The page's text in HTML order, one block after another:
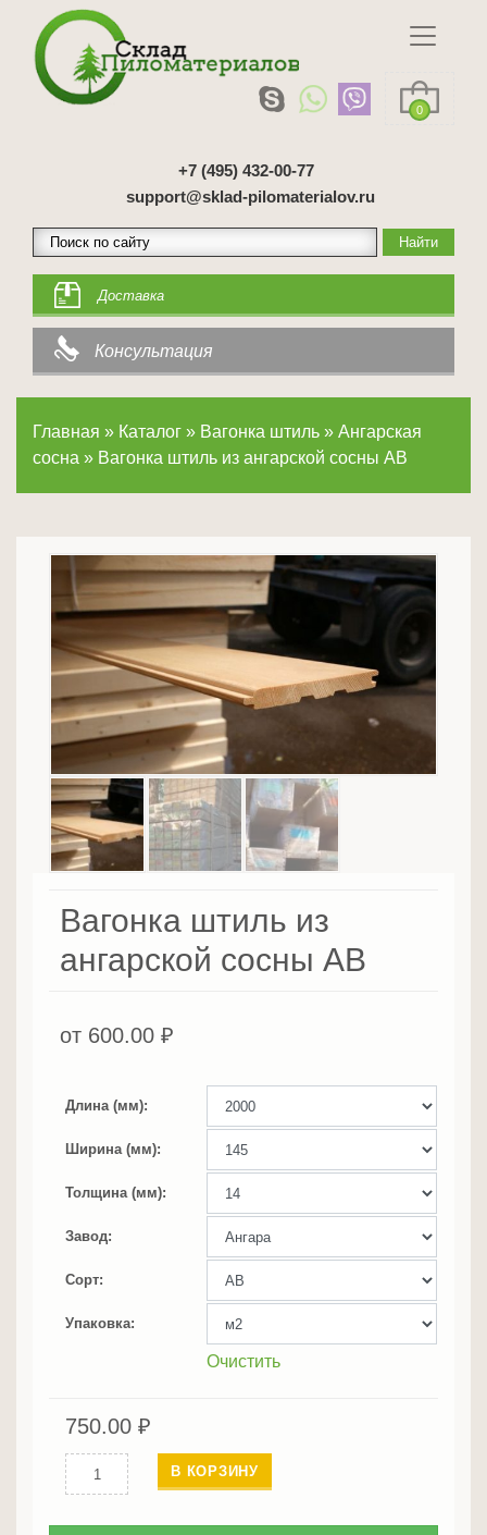
0
+7 (495) 432-00-77
support@sklad-pilomaterialov.ru
Доставка
Консультация
Главная » Каталог » Вагонка штиль » Ангарская
сосна » Вагонка штиль из ангарской сосны AB
Вагонка штиль из
ангарской сосны AB
от 600.00 ₽
Длина (мм)
Ширина (мм)
Толщина (мм)
Завод
Сорт
Упаковка
Очистить
750.00 ₽
Количество
Вагонка
В КОРЗИНУ